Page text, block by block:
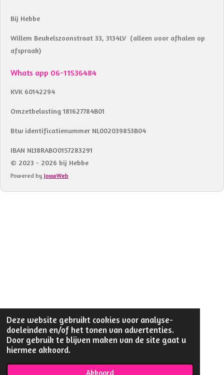
Deze website gebruikt cookies voor analyse-
doeleinden en/of het tonen van advertenties.
Door gebruik te blijven maken van de site gaat u
hiermee akkoord.
Akkoord
Bij Hebbe
Willem Beukelszoonstraat 33, 3134LV (alleen voor afhalen op
afspraak)
Whats app 06-11536484
KVK 60142294
Omzetbelasting 181627784B01
Btw identificatienummer NL002039853B04
IBAN NL18RABO0157283291
© 2023 - 2026 bij Hebbe
Powered by JouwWeb